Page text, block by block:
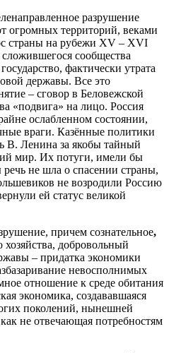
разрушение
огромных территорий, веками
страны на рубежи ХV – ХVI
сообщества
фактически утрата
державы. Все это
– сговор в Беловежской
«подвига» на лицо. Россия
ослабленном состоянии,
враги. Казённые политики
В. Ленина за якобы тайный
мир. Их потуги, имели бы
не шла о спасении страны,
не возродили Россию
ей статус великой
причем сознательное,
добровольный
– придатка экономики
невосполнимых
отношение к среде обитания
экономика, создававшаяся
поколений, нынешней
не отвечающая потребностям